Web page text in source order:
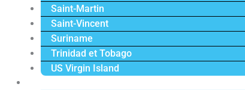
Saint-Martin
Saint-Vincent
Suriname
Trinidad et Tobago
US Virgin Island